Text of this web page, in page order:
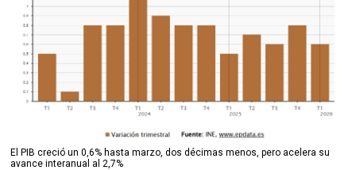
El PIB creció un 0,6% hasta marzo, dos décimas menos, pero acelera su
avance interanual al 2,7%